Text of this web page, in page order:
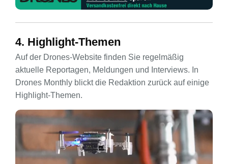
4. Highlight-Themen
Auf der Drones-Website finden Sie regelmäßig
aktuelle Reportagen, Meldungen und Interviews. In
Drones Monthly blickt die Redaktion zurück auf einige
Highlight-Themen.